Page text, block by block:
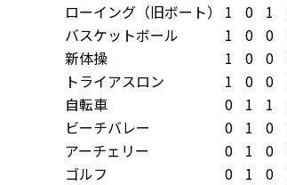
ローイング（旧ボート）
1 0 1
バスケットボール
1 0 0
新体操
1 0 0
トライアスロン
1 0 0
自転車
0 1 1
ビーチバレー
0 1 0
アーチェリー
0 1 0
ゴルフ
0 1 0